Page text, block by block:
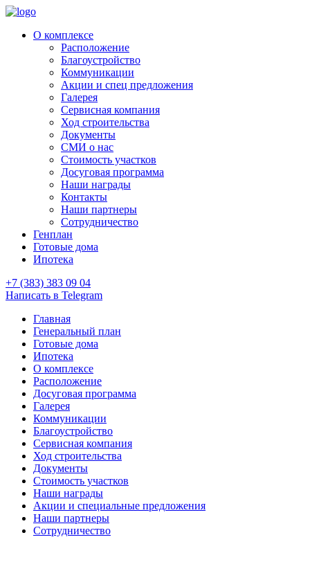
О комплексе
Расположение
Благоустройство
Коммуникации
Акции и спец предложения
Галерея
Сервисная компания
Ход строительства
Документы
СМИ о нас
Стоимость участков
Досуговая программа
Наши награды
Контакты
Наши партнеры
Сотрудничество
Генплан
Готовые дома
Ипотека
+7 (383) 383 09 04
Написать в Telegram
Главная
Генеральный план
Готовые дома
Ипотека
О комплексе
Расположение
Досуговая программа
Галерея
Коммуникации
Благоустройство
Сервисная компания
Ход строительства
Документы
Стоимость участков
Наши награды
Акции и специальные предложения
Наши партнеры
Сотрудничество